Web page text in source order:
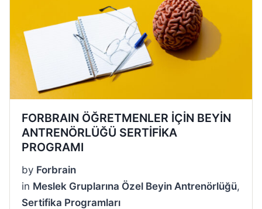
FORBRAIN ÖĞRETMENLER İÇİN BEYİN
ANTRENÖRLÜĞÜ SERTİFİKA
PROGRAMI
by Forbrain
in Meslek Gruplarına Özel Beyin Antrenörlüğü,
Sertifika Programları